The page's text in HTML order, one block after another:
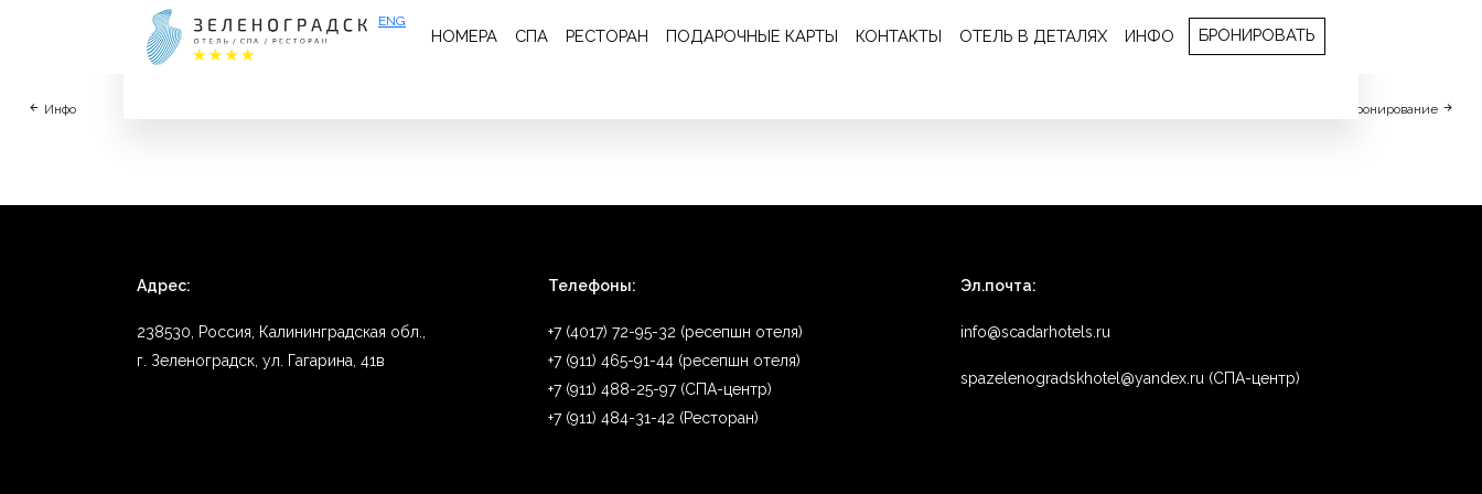
ENG
НОМЕРА СПА РЕСТОРАН ПОДАРОЧНЫЕ КАРТЫ КОНТАКТЫ ОТЕЛЬ В ДЕТАЛЯХ ИНФО БРОНИРОВАТЬ
Инфо Бронирование
Лучшее место в котором мы были! Прекрасное место! обязательно приедем снова
Адрес:
238530, Россия, Калининградская обл.,
г. Зеленоградск, ул. Гагарина, 41в
Телефоны:
+7 (4017) 72-95-32 (ресепшн отеля)
+7 (911) 465-91-44 (ресепшн отеля)
+7 (911) 488-25-97 (СПА-центр)
+7 (911) 484-31-42 (Ресторан)
Эл.почта:
info@scadarhotels.ru
spazelenogradskhotel@yandex.ru (СПА-центр)